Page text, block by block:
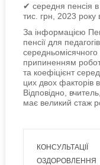
✔ середня пенсія
тис. грн, 2023 року
За інформацією
пенсії для
припиненням
та коефіцієнт
цих двох факторів
Відповідно,
має великий стаж
КОНСУЛЬТАЦІЇ
ОЗДОРОВЛЕННЯ